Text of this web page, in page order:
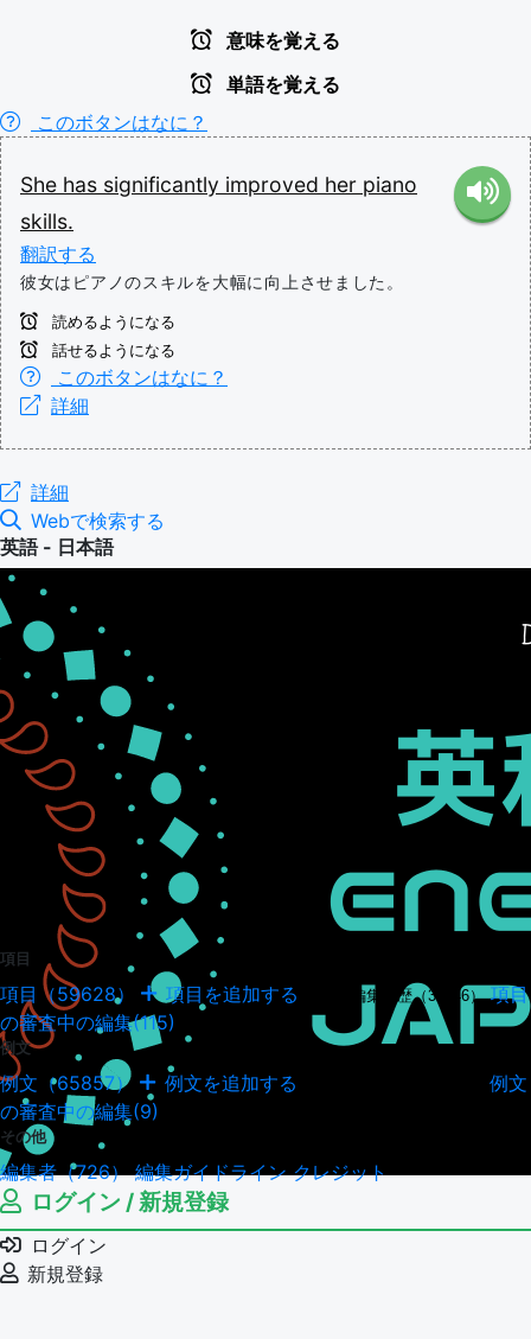
意味を覚える
単語を覚える
このボタンはなに？
She has significantly improved her piano
skills.
翻訳する
彼女はピアノのスキルを大幅に向上させました。
読めるようになる
話せるようになる
このボタンはなに？
詳細
詳細
Webで検索する
英語 - 日本語
項目
項目（59628） 項目を追加する 項目の編集履歴（34946） 項目
の審査中の編集(115)
例文
例文（65857） 例文を追加する
例文
の審査中の編集(9)
その他
編集者（726）編集ガイドラインクレジット
ログイン / 新規登録
ログイン
新規登録